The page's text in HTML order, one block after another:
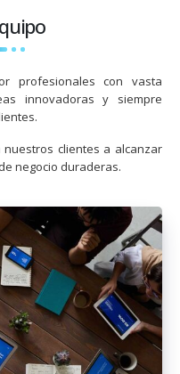
profesionales con vasta
innovadoras y siempre
clientes a alcanzar
negocio duraderas.